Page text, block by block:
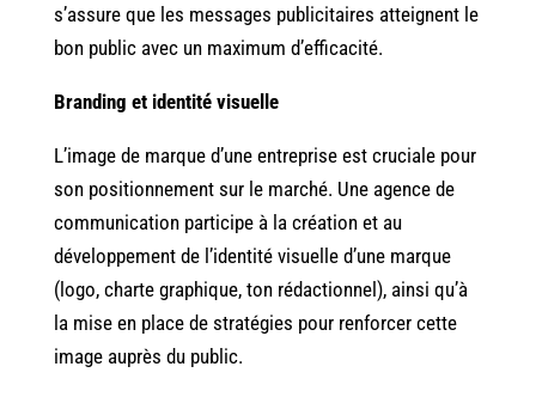
s’assure que les messages publicitaires atteignent le
bon public avec un maximum d’efficacité.
Branding et identité visuelle
L’image de marque d’une entreprise est cruciale pour
son positionnement sur le marché. Une agence de
communication participe à la création et au
développement de l’identité visuelle d’une marque
(logo, charte graphique, ton rédactionnel), ainsi qu’à
la mise en place de stratégies pour renforcer cette
image auprès du public.